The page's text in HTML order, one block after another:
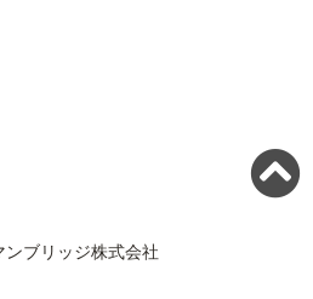
ブリッジ株式会社